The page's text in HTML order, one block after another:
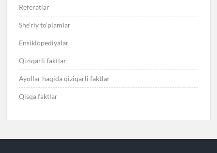
Referatlar
She’riy to’plamlar
Ensiklopediyalar
Qiziqarli faktlar
Ayollar haqida qiziqarli faktlar
Qisqa faktlar